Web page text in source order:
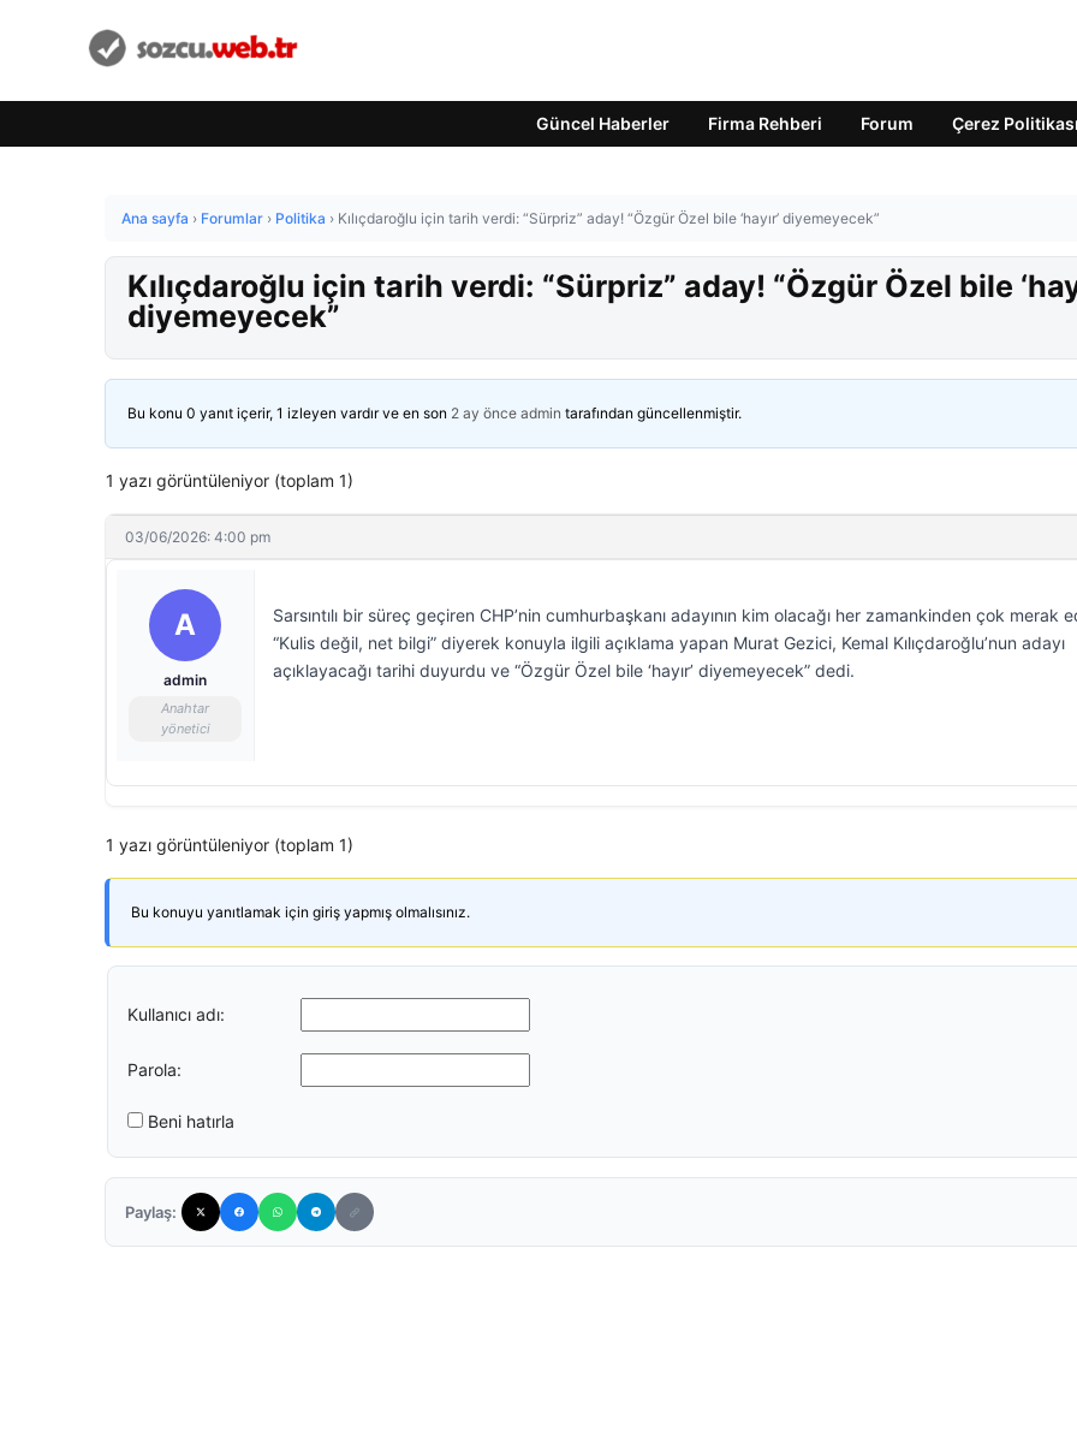
Güncel Haberler Firma Rehberi Forum Çerez Politikası
Ana sayfa › Forumlar › Politika › Kılıçdaroğlu için tarih verdi: “Sürpriz” aday! “Özgür Özel bile ‘hayır’ diyemeyecek”
Kılıçdaroğlu için tarih verdi: “Sürpriz” aday! “Özgür Özel bile
diyemeyecek”
Bu konu 0 yanıt içerir, 1 izleyen vardır ve en son 2 ay önce admin tarafından güncellenmiştir.
1 yazı görüntüleniyor (toplam 1)
03/06/2026: 4:00 pm
A
admin
Anahtar
yönetici
Sarsıntılı bir süreç geçiren CHP’nin cumhurbaşkanı adayının kim olacağı her zamankinden çok merak
“Kulis değil, net bilgi” diyerek konuyla ilgili açıklama yapan Murat Gezici, Kemal Kılıçdaroğlu’nun adayı
açıklayacağı tarihi duyurdu ve “Özgür Özel bile ‘hayır’ diyemeyecek” dedi.
1 yazı görüntüleniyor (toplam 1)
Bu konuyu yanıtlamak için giriş yapmış olmalısınız.
Kullanıcı adı:
Parola:
Beni hatırla
Paylaş: